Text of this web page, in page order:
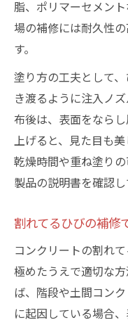
脂、ポリマーセメン
場の補修には耐久性
す。
塗り方の工夫として
き渡るように注入ノ
布後は、表面をなら
上げると、見た目も
乾燥時間や重ね塗り
製品の説明書を確認し
割れてるひびの補修
コンクリートの割れ
極めたうえで適切な
ば、階段や土間コン
に起因している場合